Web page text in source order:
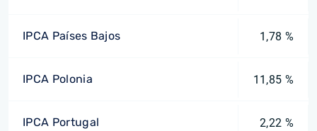
IPCA Países Bajos 1,78 %
IPCA Polonia 11,85 %
IPCA Portugal 2,22 %